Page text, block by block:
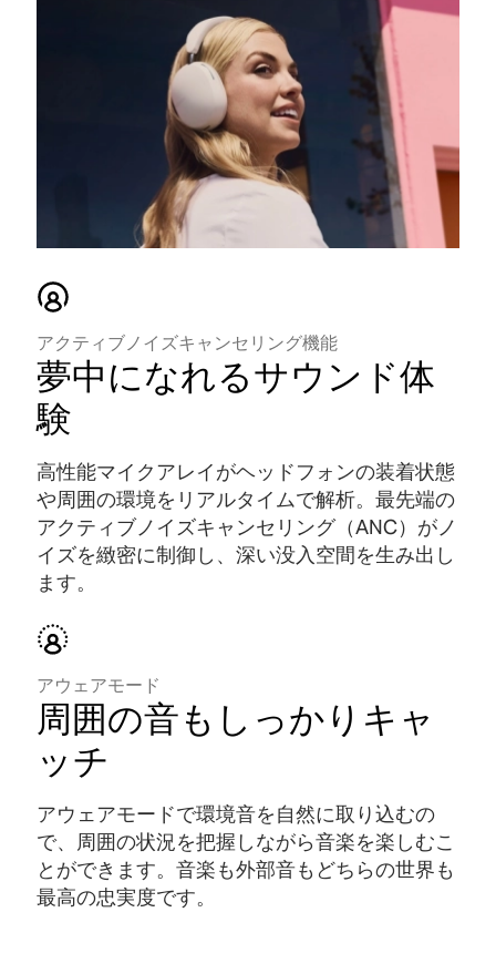
アクティブノイズキャンセリング機能
夢中になれるサウンド体
験
高性能マイクアレイがヘッドフォンの装着状態
や周囲の環境をリアルタイムで解析。最先端の
アクティブノイズキャンセリング（ANC）がノ
イズを緻密に制御し、深い没入空間を生み出し
ます。
アウェアモード
周囲の音もしっかりキャ
ッチ
アウェアモードで環境音を自然に取り込むの
で、周囲の状況を把握しながら音楽を楽しむこ
とができます。音楽も外部音もどちらの世界も
最高の忠実度です。